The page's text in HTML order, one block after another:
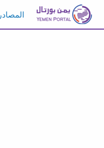
المصادر